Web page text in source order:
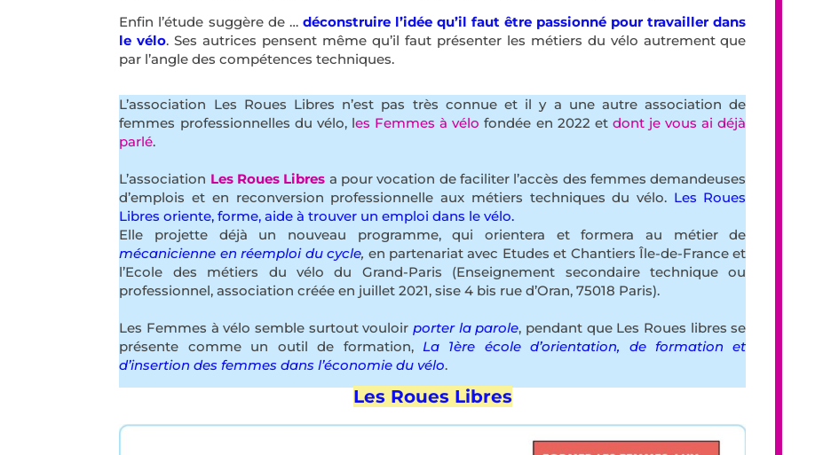
Enfin l’étude suggère de … déconstruire l’idée qu’il faut être passionné pour travailler dans
le vélo. Ses autrices pensent même qu’il faut présenter les métiers du vélo autrement que
par l’angle des compétences techniques.
L’association Les Roues Libres n’est pas très connue et il y a une autre association de
femmes professionnelles du vélo, les Femmes à vélofondée en 2022 et dont je vous ai déjà
parlé.
L’association Les Roues Libres a pour vocation de faciliter l’accès des femmes demandeuses
d’emplois et en reconversion professionnelle aux métiers techniques du vélo. Les Roues
Libres oriente, forme, aide à trouver un emploi dans le vélo.
Elle projette déjà un nouveau programme, qui orientera et formera au métier de
mécanicienne en réemploi du cycle, en partenariat avec Etudes et Chantiers Île-de-France et
l’Ecole des métiers du vélo du Grand-Paris (Enseignement secondaire technique ou
professionnel, association créée en juillet 2021, sise 4 bis rue d’Oran, 75018 Paris).
Les Femmes à vélo semble surtout vouloirporter la parole, pendant que Les Roues libres se
présente comme un outil de formation, La 1ère école d’orientation, de formation et
d’insertion des femmes dans l’économie du vélo.
Les Roues Libres